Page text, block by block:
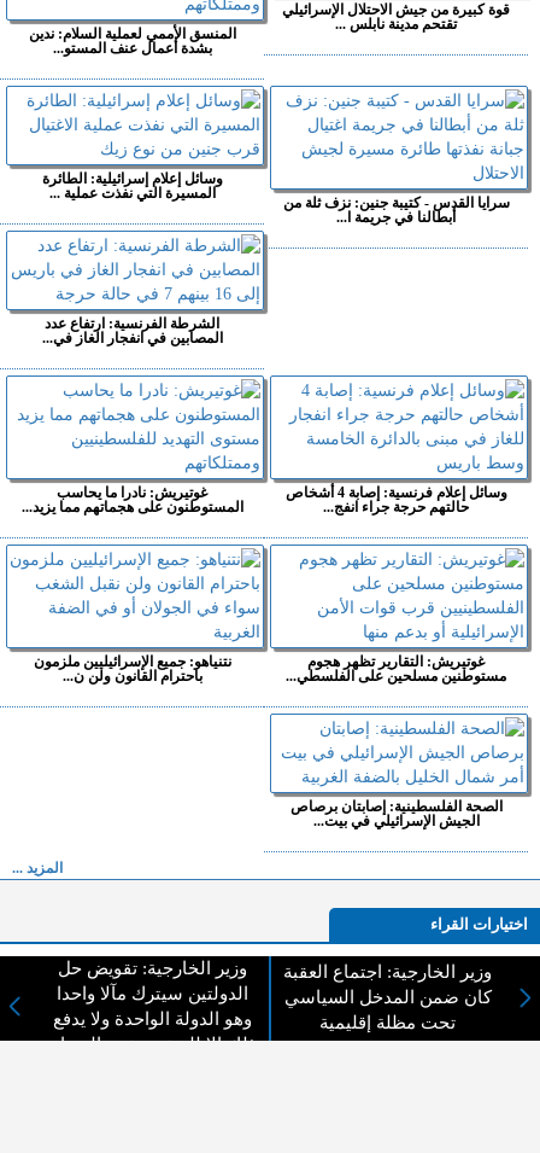
قوة كبيرة من جيش الاحتلال الإسرائيلي
تقتحم مدينة نابلس ...
المنسق الأممي لعملية السلام: ندين
بشدة أعمال عنف المستو...
سرايا القدس - كتيبة جنين: نزف ثلة من
أبطالنا في جريمة ا...
وسائل إعلام إسرائيلية: الطائرة
المسيرة التي نفذت عملية ...
الشرطة الفرنسية: ارتفاع عدد
المصابين في انفجار الغاز في...
وسائل إعلام فرنسية: إصابة 4 أشخاص
حالتهم حرجة جراء انفج...
غوتيريش: نادرا ما يحاسب
المستوطنون على هجماتهم مما يزيد...
غوتيريش: التقارير تظهر هجوم
مستوطنين مسلحين على الفلسطي...
نتنياهو: جميع الإسرائيليين ملزمون
باحترام القانون ولن ن...
الصحة الفلسطينية: إصابتان برصاص
الجيش الإسرائيلي في بيت...
المزيد ...
اختيارات القراء
لا يوجد مقالات
وزير الخارجية: اجتماع العقبة
كان ضمن المدخل السياسي
تحت مظلة إقليمية
وزير الخارجية: تقويض حل
الدولتين سيترك مآلا واحدا
وهو الدولة الواحدة ولا يدفع
ذلك إلا للعنف وتفجر الصراع